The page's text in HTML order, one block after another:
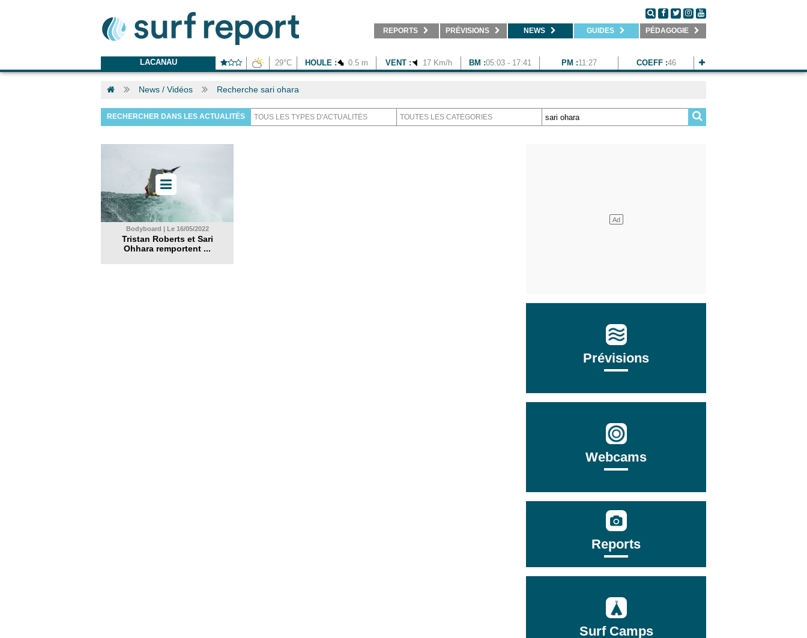
REPORTS PRÉVISIONS NEWS GUIDES PÉDAGOGIE
LACANAU 29°C HOULE : 0.5 m VENT : 17 Km/h BM :05:03 - 17:41 PM :11:27 COEFF :46
News / Vidéos Recherche sari ohara
RECHERCHER DANS LES ACTUALITÉS
Bodyboard | Le 16/05/2022
Tristan Roberts et Sari
Ohhara remportent ...
Prévisions
Webcams
Reports
Surf Camps